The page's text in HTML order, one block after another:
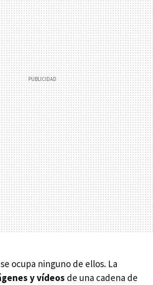
ocupa ninguno de ellos. La
y vídeos de una cadena de